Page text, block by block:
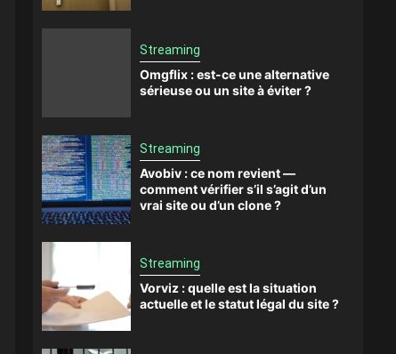
Streaming
Omgflix : est-ce une alternative
sérieuse ou un site à éviter ?
Streaming
Avobiv : ce nom revient —
comment vérifier s’il s’agit d’un
vrai site ou d’un clone ?
Streaming
Vorviz : quelle est la situation
actuelle et le statut légal du site ?